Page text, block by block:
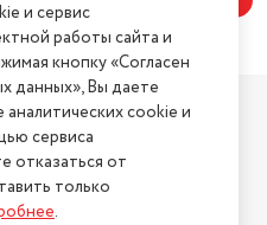
и сервис
работы сайта и
кнопку «Согласен
данных», Вы даете
аналитических cookie и
сервиса
отказаться от
только
.